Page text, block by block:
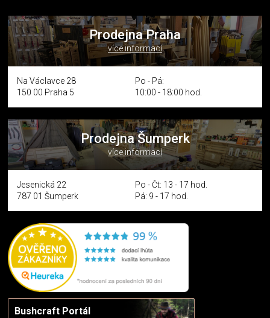
Prodejna Praha
více informací
Na Václavce 28
150 00 Praha 5
Po - Pá:
10:00 - 18:00 hod.
Prodejna Šumperk
více informací
Jesenická 22
787 01 Šumperk
Po - Čt: 13 - 17 hod.
Pá: 9 - 17 hod.
Bushcraft Portál